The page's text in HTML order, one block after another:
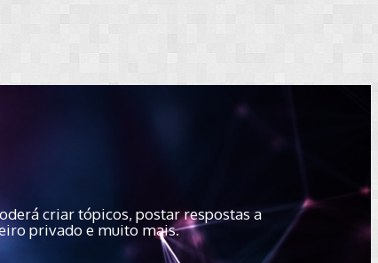
criar tópicos, postar respostas a
privado e muito mais.